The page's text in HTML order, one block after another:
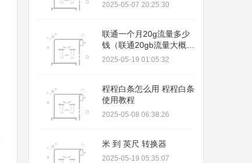
2025-05-07 20:25:30
联通一个月20g流量多少
钱（联通20gb流量大概多
少钱）
2025-05-19 01:05:32
程程白条怎么用 程程白条
使用教程
2025-05-08 06:38:26
米 到 英尺 转换器
2025-05-19 05:35:07